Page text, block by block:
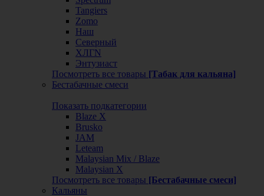
Tangiers
Zomo
Наш
Северный
ХЛГN
Энтузиаст
Посмотреть все товары [Табак для кальяна]
Бестабачные смеси
Показать подкатегории
Blaze X
Brusko
JAM
Leteam
Malaysian Mix / Blaze
Malaysian X
Посмотреть все товары [Бестабачные смеси]
Кальяны